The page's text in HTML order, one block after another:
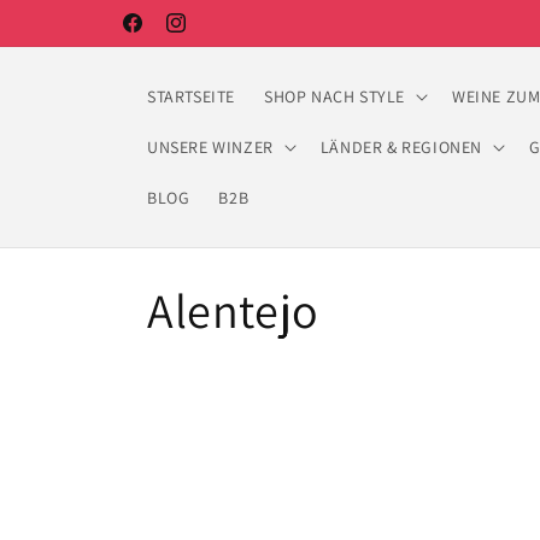
directamente
al contenido
FacebookInstagram
STARTSEITE SHOP NACH STYLE WEINE
UNSERE WINZER LÄNDER & REGIONEN
BLOG B2B
C
Alentejo